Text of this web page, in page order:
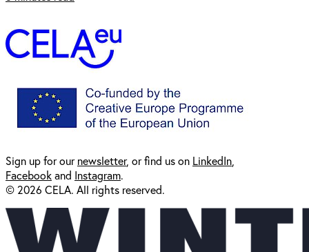
Sign up for ournewsletter, or find us on LinkedIn
Facebookand Instagram.
© 2026 CELA. All rights reserved.